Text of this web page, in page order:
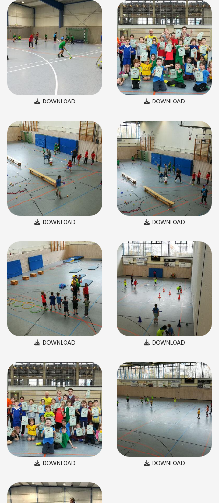
DOWNLOAD DOWNLOAD
DOWNLOAD DOWNLOAD
DOWNLOAD DOWNLOAD
DOWNLOAD DOWNLOAD